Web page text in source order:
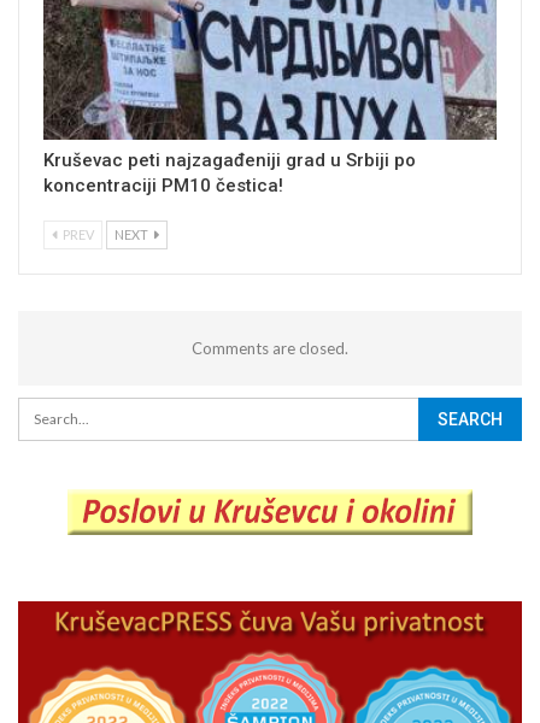
Kruševac peti najzagađeniji grad u Srbiji po
koncentraciji PM10 čestica!
PREV NEXT
Comments are closed.